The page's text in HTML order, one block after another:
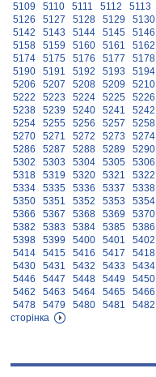
5109
5110 5111 5112 5113
5126
5127 5128 5129 5130
5142
5143 5144 5145 5146
5158
5159 5160 5161 5162
5174
5175 5176 5177 5178
5190
5191 5192 5193 5194
5206
5207 5208 5209 5210
5222
5223 5224 5225 5226
5238
5239 5240 5241 5242
5254
5255 5256 5257 5258
5270
5271 5272 5273 5274
5286
5287 5288 5289 5290
5302
5303 5304 5305 5306
5318
5319 5320 5321 5322
5334
5335 5336 5337 5338
5350
5351 5352 5353 5354
5366
5367 5368 5369 5370
5382
5383 5384 5385 5386
5398
5399 5400 5401 5402
5414
5415 5416 5417 5418
5430
5431 5432 5433 5434
5446
5447 5448 5449 5450
5462
5463 5464 5465 5466
5478
5479 5480 5481 5482
сторінка